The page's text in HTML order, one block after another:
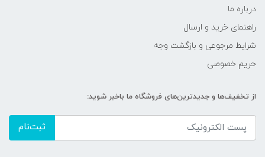
درباره ما
راهنمای خرید و ارسال
شرایط مرجوعی و بازگشت وجه
حریم خصوصی
از تخفیف‌ها و جدیدترین‌های فروشگاه ما باخبر شوید:
ثبت‌نام